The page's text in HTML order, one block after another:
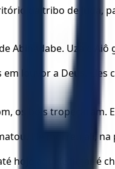
da tribo de Judá,
Abinadabe. Uzá e Aiô
louvor a Deus.
os bois tropeçaram.
Ele morreu ali, na
hoje aquele lugar é